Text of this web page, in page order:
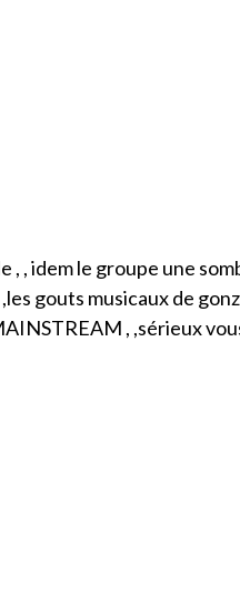
, idem le groupe une
gouts musicaux de
, ,sérieux